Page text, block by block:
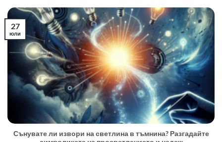
Сънувате ли извори на светлина в тъмнина? Разгадайте
27
юли